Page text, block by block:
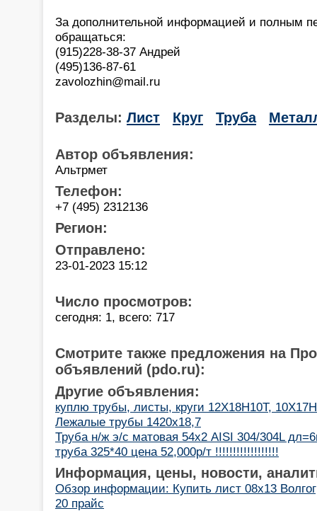
За дополнительной информацией и полным
обращаться:
(915)228-38-37 Андрей
(495)136-87-61
zavolozhin@mail.ru
Разделы: Лист Круг Труба
Автор объявления:
Альтрмет
Телефон:
+7 (495) 2312136
Регион:
Отправлено:
23-01-2023 15:12
Число просмотров:
сегодня: 1, всего: 717
Смотрите также предложения на
объявлений (pdo.ru):
Другие объявления:
куплю трубы, листы, круги 12Х18Н10Т,
Лежалые трубы 1420х18,7
Труба н/ж э/с матовая 54х2 AISI 304/304L
труба 325*40 цена 52,000р/т !!!!!!!!!!!!!!!!!!
Информация, цены, новости,
Обзор информации: Купить лист 08х13
20 прайс